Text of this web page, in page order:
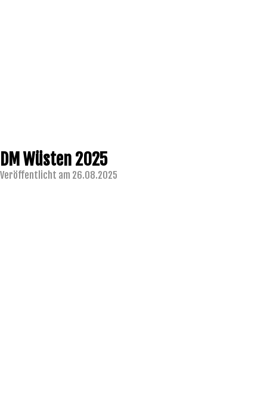
DM Wüsten 2025
Veröffentlicht am 26.08.2025